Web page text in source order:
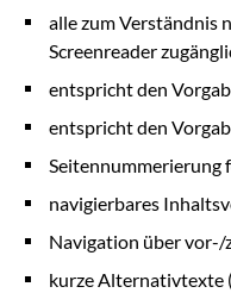
alle zum Verständnis
Screenreader
entspricht den
entspricht den
Seitennummerierung
navigierbares
Navigation über vor-/
kurze Alternativtexte